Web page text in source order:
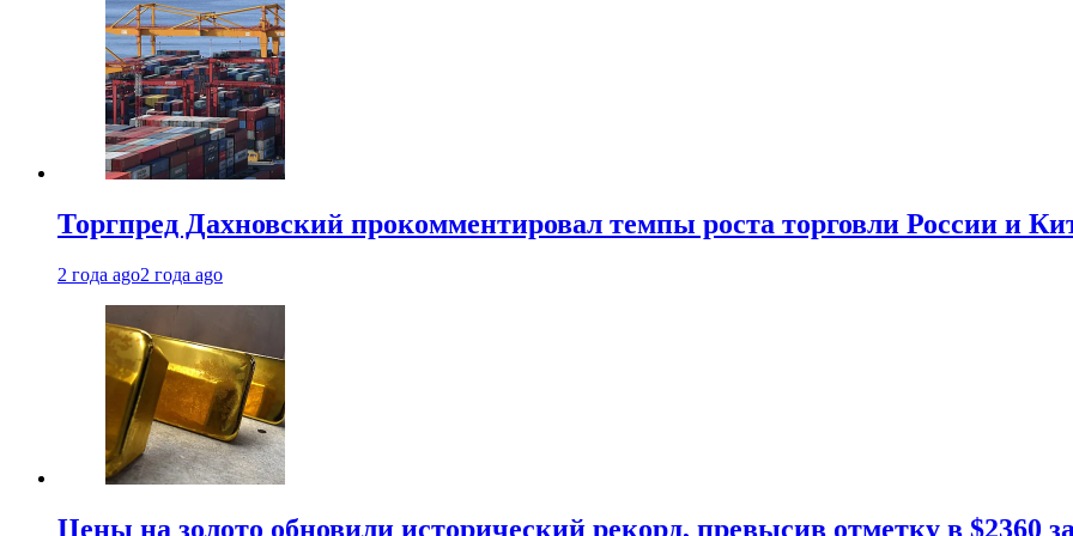
Торгпред Дахновский прокомментировал темпы роста торговли России и
2 года ago2 года ago
Цены на золото обновили исторический рекорд, превысив отметку в $2360